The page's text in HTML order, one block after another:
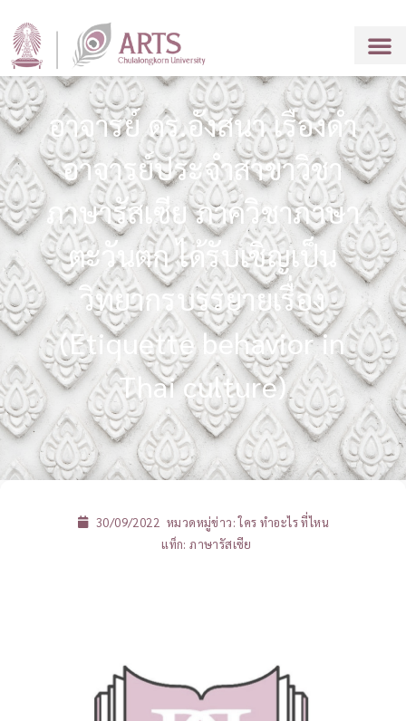
อาจารย์ ดร.อังสนา เรืองดำ
อาจารย์ประจำสาขาวิชา
ภาษารัสเซีย ภาควิชาภาษา
ตะวันตก ได้รับเชิญเป็น
วิทยากรบรรยายเรื่อง
(Etiquette behavior in
Thai culture)
30/09/2022 หมวดหมู่ข่าว:ใคร ทำอะไร ที่ไหน
แท็ก: ภาษารัสเซีย